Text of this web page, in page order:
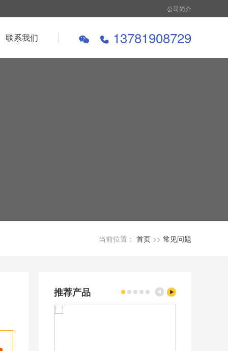
公司简介
13781908729
联系我们
当前位置： 首页 >> 常见问题
推荐产品